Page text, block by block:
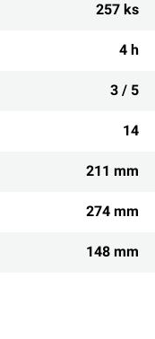
257 ks
4 h
3 / 5
14
211 mm
274 mm
148 mm